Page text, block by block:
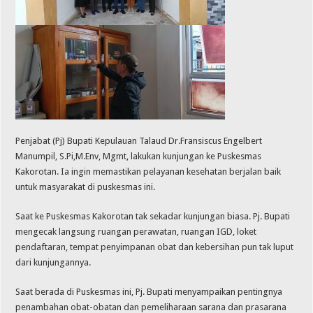
Penjabat (Pj) Bupati Kepulauan Talaud Dr.Fransiscus Engelbert
Manumpil, S.Pi,M.Env, Mgmt, lakukan kunjungan ke Puskesmas
Kakorotan. Ia ingin memastikan pelayanan kesehatan berjalan baik
untuk masyarakat di puskesmas ini.
Saat ke Puskesmas Kakorotan tak sekadar kunjungan biasa. Pj. Bupati
mengecak langsung ruangan perawatan, ruangan IGD, loket
pendaftaran, tempat penyimpanan obat dan kebersihan pun tak luput
dari kunjungannya.
Saat berada di Puskesmas ini, Pj. Bupati menyampaikan pentingnya
penambahan obat-obatan dan pemeliharaan sarana dan prasarana